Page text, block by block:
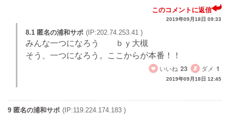
このコメントに返信
2019年09月18日 09:33
8.1 匿名の浦和サポ (IP:202.74.253.41 )
みんな一つになろう ｂｙ大槻
そう、一つになろう。ここからが本番！！
いいね 23 ダメ 1
2019年09月18日 12:45
9 匿名の浦和サポ (IP:119.224.174.183 )